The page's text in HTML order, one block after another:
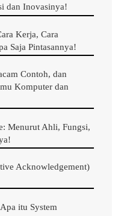
BLOB Storage
sudah Kami jelaskan di
istilah BLOB
dan Inovasinya!
Kerja, Cara
Saja Pintasannya!
Contoh, dan
Komputer dan
Menurut Ahli, Fungsi,
Acknowledgement)
itu System